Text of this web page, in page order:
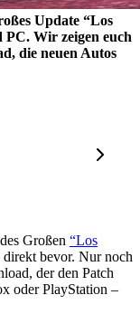
Update “Los
Wir zeigen euch
die neuen Autos
Großen “Los
bevor. Nur noch
der den Patch
oder PlayStation –